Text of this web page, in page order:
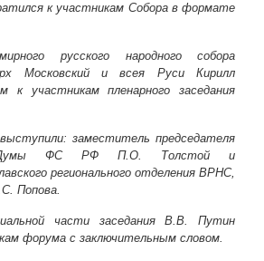
к участникам Собора в формате
русского народного собора
Московский и всея Руси Кирилл
к участникам пленарного заседания
заместитель председателя
Думы ФС РФ П.О. Толстой и
регионального отделения ВРНС,
Попова.
части заседания В.В. Путин
форума с заключительным словом.